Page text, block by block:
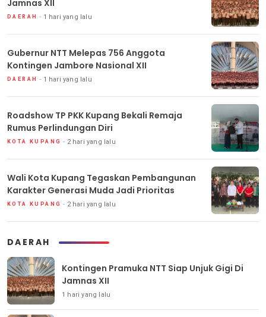
Jamnas XII
DAERAH 1 hari yang lalu
Gubernur NTT Melepas 756 Anggota
Kontingen Jambore Nasional XII
DAERAH 1 hari yang lalu
Roadshow TP PKK Kupang Bekali Remaja
Rumus Perlindungan Diri
KOTA KUPANG 2 hari yang lalu
Wali Kota Kupang Tegaskan Pembangunan
Karakter Generasi Muda Jadi Prioritas
KOTA KUPANG 2 hari yang lalu
DAERAH
Kontingen Pramuka NTT Siap Unjuk Gigi Di
Jamnas XII
1 hari yang lalu